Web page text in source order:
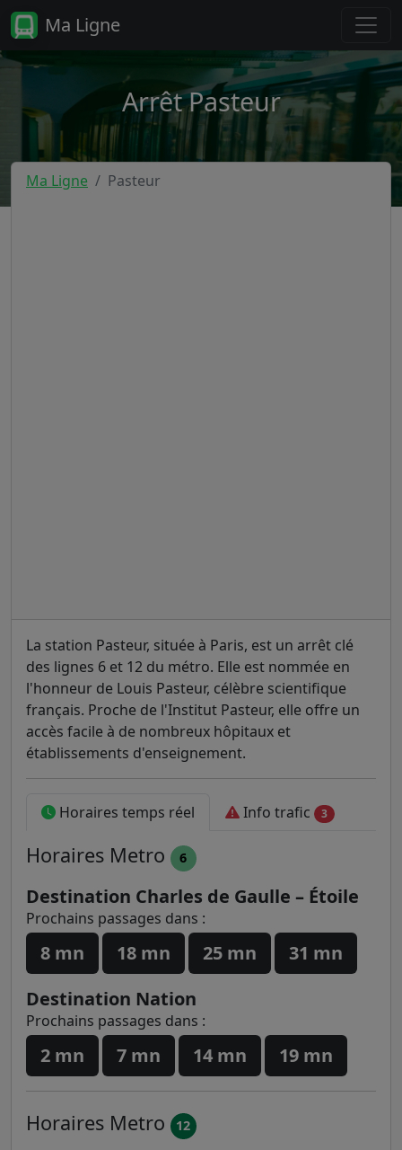
Ma Ligne
Arrêt Pasteur
Ma Ligne Pasteur
La station Pasteur, située à Paris, est un arrêt clé
des lignes 6 et 12 du métro. Elle est nommée en
l'honneur de Louis Pasteur, célèbre scientifique
français. Proche de l'Institut Pasteur, elle offre un
accès facile à de nombreux hôpitaux et
établissements d'enseignement.
Horaires temps réel Info trafic 3
Horaires Metro 6
Destination Charles de Gaulle – Étoile
Prochains passages dans :
8 mn 18 mn 25 mn
31 mn
Destination Nation
Prochains passages dans :
2 mn 7 mn 14 mn 19 mn
Horaires Metro 12